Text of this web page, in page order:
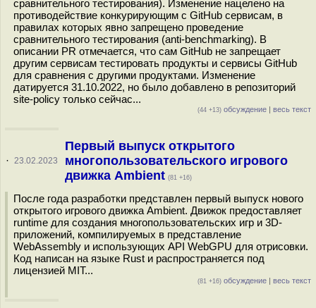
сравнительного тестирования). Изменение нацелено на
противодействие конкурирующим с GitHub сервисам, в
правилах которых явно запрещено проведение
сравнительного тестирования (anti-benchmarking). В
описании PR отмечается, что сам GitHub не запрещает
другим сервисам тестировать продукты и сервисы GitHub
для сравнения с другими продуктами. Изменение
датируется 31.10.2022, но было добавлено в репозиторий
site-policy только сейчас...
(44 +13) обсуждение | весь текст
· 23.02.2023
Первый выпуск открытого
многопользовательского игрового
движка Ambient (81 +16)
После года разработки представлен первый выпуск нового
открытого игрового движка Ambient. Движок предоставляет
runtime для создания многопользовательских игр и 3D-
приложений, компилируемых в представление
WebAssembly и использующих API WebGPU для отрисовки.
Код написан на языке Rust и распространяется под
лицензией MIT...
(81 +16) обсуждение | весь текст